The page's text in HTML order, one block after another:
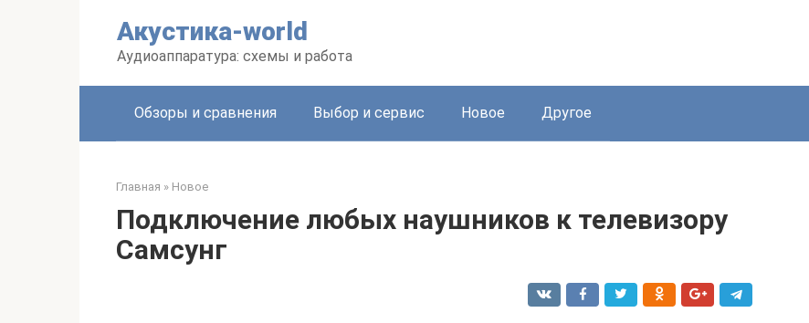
Акустика-world
Аудиоаппаратура: схемы и работа
Обзоры и сравнения Выбор и сервис Новое Другое
Главная » Новое
Подключение любых наушников к телевизору
Самсунг